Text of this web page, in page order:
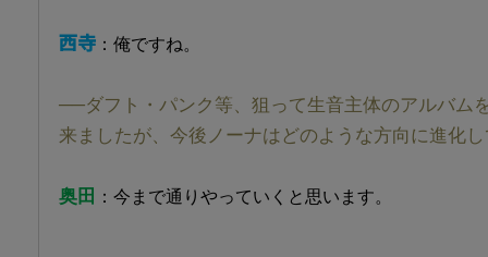
西寺 ：俺ですね。
──ダフト・パンク等、狙って生音主体のアルバム
来ましたが、今後ノーナはどのような方向に進化
奥田 ：今まで通りやっていくと思います。